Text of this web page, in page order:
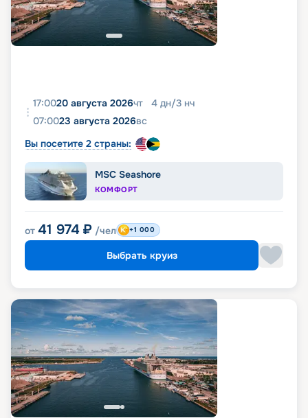
17:0020 августа 2026чт 4 дн/3 нч
07:0023 августа 2026вс
Вы посетите 2 страны:
MSC Seashore
КОМФОРТ
от 41 974 ₽ /чел +1 000
Выбрать круиз